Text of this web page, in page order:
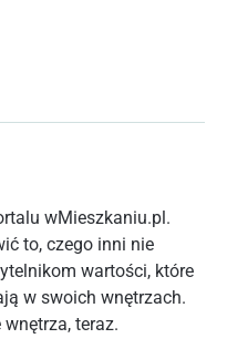
wMieszkaniu.pl.
to, czego inni nie
wartości, które
w swoich wnętrzach.
teraz.